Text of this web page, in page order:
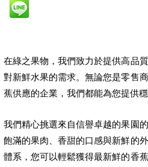
在綠之果物，我們致力於提供高品
對新鮮水果的需求。無論您是零售
蕉供應的企業，我們都能為您提供穩
我們精心挑選來自信譽卓越的果園
飽滿的果肉、香甜的口感與新鮮的
體系，您可以輕鬆獲得最新鮮的香